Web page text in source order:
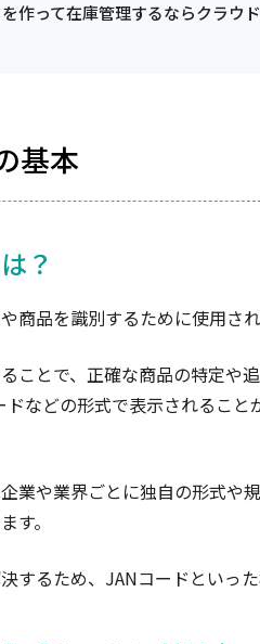
作って在庫管理するならクラウ
基本
？
商品を識別するために使用され
ことで、正確な商品の特定や
ドなどの形式で表示されるこ
業や業界ごとに独自の形式や
す。
するため、JANコードといっ